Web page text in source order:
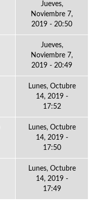
Jueves,
Noviembre 7,
2019 - 20:50
Jueves,
Noviembre 7,
2019 - 20:49
Lunes, Octubre
14, 2019 -
17:52
Lunes, Octubre
14, 2019 -
17:50
Lunes, Octubre
14, 2019 -
17:49